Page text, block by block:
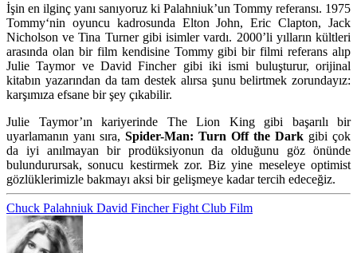
İşin en ilginç yanı sanıyoruz ki Palahniuk’un Tommy referansı. 1975
Tommy‘nin oyuncu kadrosunda Elton John, Eric Clapton, Jack
Nicholson ve Tina Turnergibi isimler vardı. 2000’li yılların kültleri
arasında olan bir film kendisine Tommygibi bir filmi referans alıp
Julie Taymor ve David Finchergibi iki ismi buluşturur, orijinal
kitabın yazarından da tam destek alırsa şunu belirtmek zorundayız:
karşımıza efsane bir şey çıkabilir.
Julie Taymor’ın kariyerinde The Lion Kinggibi başarılı bir
uyarlamanın yanı sıra, Spider-Man: Turn Off the Dark gibi çok
da iyi anılmayan bir prodüksiyonun da olduğunu göz önünde
bulundurursak, sonucu kestirmek zor. Biz yine meseleye optimist
gözlüklerimizle bakmayı aksi bir gelişmeye kadar tercih edeceğiz.
Chuck Palahniuk David FincherFight Club Film